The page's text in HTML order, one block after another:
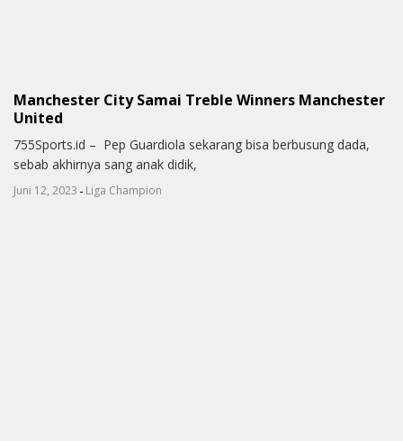
Manchester City Samai Treble Winners Manchester
United
755Sports.id – Pep Guardiola sekarang bisa berbusung dada,
sebab akhirnya sang anak didik,
Juni 12, 2023 - Liga Champion